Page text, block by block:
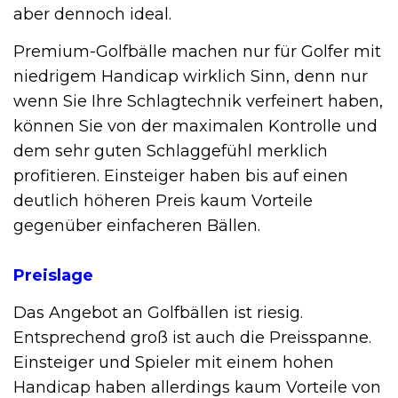
aber dennoch ideal.
Premium-Golfbälle machen nur für Golfer mit
niedrigem Handicap wirklich Sinn, denn nur
wenn Sie Ihre Schlagtechnik verfeinert haben,
können Sie von der maximalen Kontrolle und
dem sehr guten Schlaggefühl merklich
profitieren. Einsteiger haben bis auf einen
deutlich höheren Preis kaum Vorteile
gegenüber einfacheren Bällen.
Preislage
Das Angebot an Golfbällen ist riesig.
Entsprechend groß ist auch die Preisspanne.
Einsteiger und Spieler mit einem hohen
Handicap haben allerdings kaum Vorteile von